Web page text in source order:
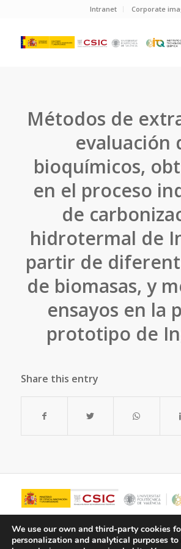
Intranet Corporate
Métodos de
evaluación
bioquímicos,
en el proceso
de
hidrotermal de
partir de
de biomasas, y
ensayos en la
prototipo de
Share this entry
We use our own and third-party cookies
personalization and analytical purposes to